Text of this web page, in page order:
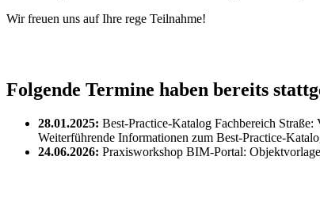
Wir freuen uns auf Ihre rege Teilnahme!
Folgende Termine haben bereits
28.01.2025: Best-Practice-Katalog Fachbereich
Weiterführende Informationen zum Best-Practice-
24.06.2026: Praxisworkshop BIM-Portal: